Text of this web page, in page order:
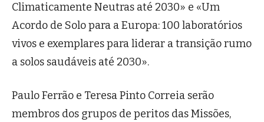
Climaticamente Neutras até 2030» e «Um
Acordo de Solo para a Europa: 100 laboratórios
vivos e exemplares para liderar a transição rumo
a solos saudáveis até 2030».
Paulo Ferrão e Teresa Pinto Correia serão
membros dos grupos de peritos das Missões,